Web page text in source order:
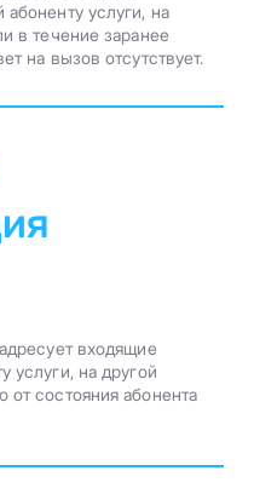
услуги, на
в течение заранее
на вызов отсутствует.
входящие
услуги, на другой
состояния абонента